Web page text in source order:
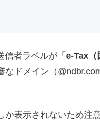
信者ラベルが「 e-Tax（
なドメイン（
表示されないため注